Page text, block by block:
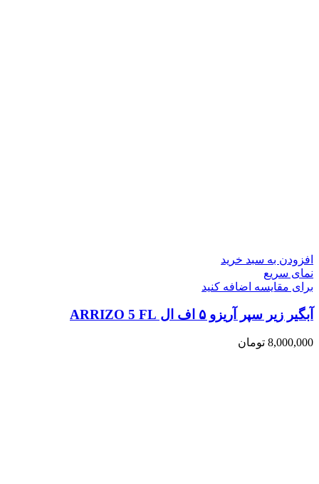
افزودن به سبد خرید
نمای سریع
برای مقایسه اضافه کنید
آبگیر زیر سپر آریزو ۵ اف ال ARRIZO 5 FL
8,000,000 تومان